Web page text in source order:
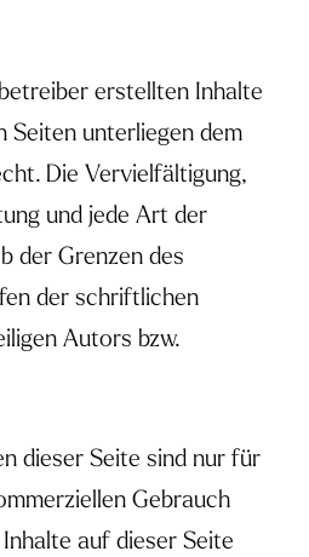
erstellten Inhalte
Seiten unterliegen dem
Die Vervielfältigung,
und jede Art der
der Grenzen des
der schriftlichen
Autors bzw.
dieser Seite sind nur für
Gebrauch
auf dieser Seite